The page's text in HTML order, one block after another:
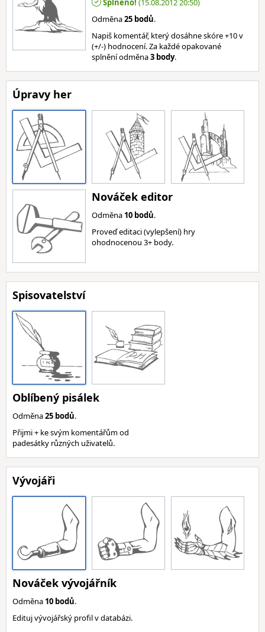
Splněno! (15.08.2012 20:50)
Odměna25 bodů.
Napiš komentář, který dosáhne skóre +10 v
(+/-) hodnocení. Za každé opakované
splnění odměna3 body.
Úpravy her
Nováček editor
Odměna 10 bodů.
Proveď editaci (vylepšení) hry
ohodnocenou 3+ body.
Spisovatelství
Oblíbený pisálek
Odměna25 bodů.
Přijmi + ke svým komentářům od
padesátky různých uživatelů.
Vývojáři
Nováček vývojářník
Odměna 10 bodů.
Edituj vývojářský profil v databázi.